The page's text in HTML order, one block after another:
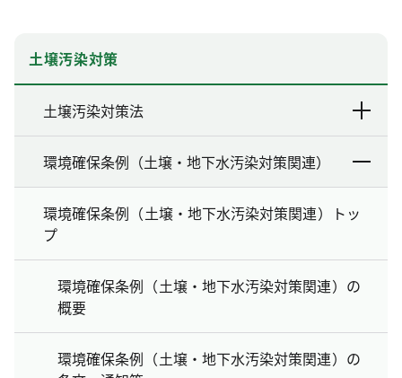
土壌汚染対策
土壌汚染対策法
環境確保条例（土壌・地下水汚染対策関連）
環境確保条例（土壌・地下水汚染対策関連）トッ
プ
環境確保条例（土壌・地下水汚染対策関連）の
概要
環境確保条例（土壌・地下水汚染対策関連）の